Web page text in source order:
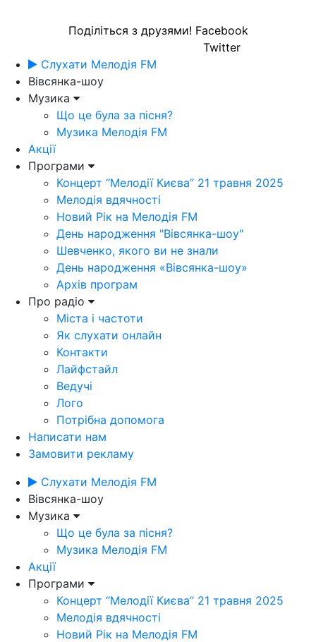
Поділіться з друзями! Facebook
Twitter
Слухати Мелодія FM
Вівсянка-шоу
Музика
Що це була за пісня?
Музика Мелодія FM
Акції
Програми
Концерт “Мелодії Києва” 21 травня 2025
Мелодія вдячності
Новий Рік на Мелодія FM
День народження "Вівсянка-шоу"
Шевченко, якого ви не знали
День народження «Вівсянка-шоу»
Архів програм
Про радіо
Міста і частоти
Як слухати онлайн
Контакти
Лайфстайл
Ведучі
Лого
Потрібна допомога
Написати нам
Замовити рекламу
Слухати Мелодія FM
Вівсянка-шоу
Музика
Що це була за пісня?
Музика Мелодія FM
Акції
Програми
Концерт “Мелодії Києва” 21 травня 2025
Мелодія вдячності
Новий Рік на Мелодія FM